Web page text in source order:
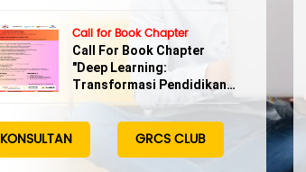
Call for Book Chapter
Call For Book Chapter
"Deep Learning:
Transformasi Pendidikan
di Era Digital"
KONSULTAN GRCS CLUB